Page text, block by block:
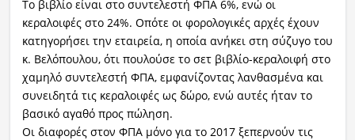
Το βιβλίο είναι στο συντελεστή ΦΠΑ 6%, ενώ οι
κεραλοιφές στο 24%. Οπότε οι φορολογικές αρχές έχουν
κατηγορήσει την εταιρεία, η οποία ανήκει στη σύζυγο του
κ. Βελόπουλου, ότι πουλούσε το σετ βιβλίο-κεραλοιφή στο
χαμηλό συντελεστή ΦΠΑ, εμφανίζοντας λανθασμένα και
συνειδητά τις κεραλοιφές ως δώρο, ενώ αυτές ήταν το
βασικό αγαθό προς πώληση.
Οι διαφορές στον ΦΠΑ μόνο για το 2017 ξεπερνούν τις